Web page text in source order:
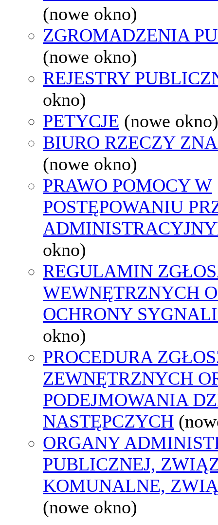
(nowe okno)
ZGROMADZENIA
(nowe okno)
REJESTRY
okno)
PETYCJE (nowe okno)
BIURO RZECZY
(nowe okno)
PRAWO POMOCY W
POSTĘPOWANIU
okno)
REGULAMIN
WEWNĘTRZNYCH
OCHRONY
okno)
PROCEDURA
ZEWNĘTRZNYCH
PODEJMOWANIA
NASTĘPCZYCH
ORGANY
PUBLICZNEJ,
KOMUNALNE,
(nowe okno)